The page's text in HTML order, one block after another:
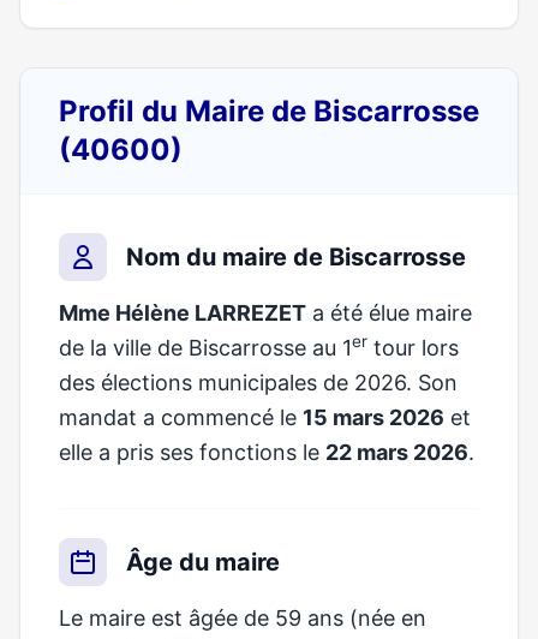
Profil du Maire de Biscarrosse
(40600)
Nom du maire de Biscarrosse
Mme Hélène LARREZET a été élue maire
de la ville de Biscarrosse au 1er tour lors
des élections municipales de 2026. Son
mandat a commencé le 15 mars 2026 et
elle a pris ses fonctions le 22 mars 2026.
Âge du maire
Le maire est âgée de 59 ans (née en